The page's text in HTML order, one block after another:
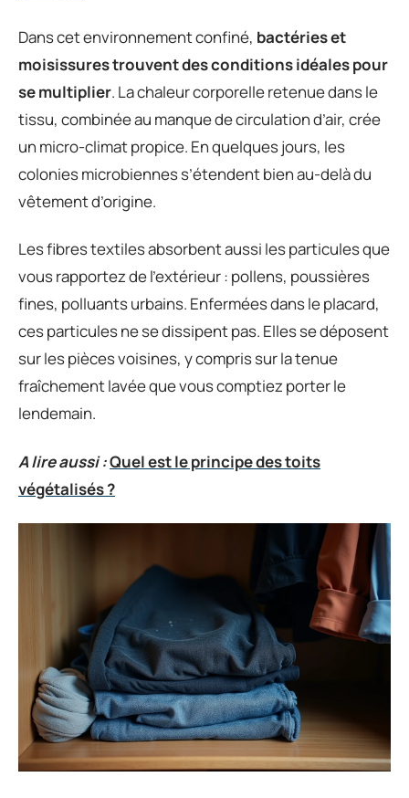
Dans cet environnement confiné, bactéries et
moisissures trouvent des conditions idéales pour
se multiplier. La chaleur corporelle retenue dans le
tissu, combinée au manque de circulation d’air, crée
un micro-climat propice. En quelques jours, les
colonies microbiennes s’étendent bien au-delà du
vêtement d’origine.
Les fibres textiles absorbent aussi les particules que
vous rapportez de l’extérieur : pollens, poussières
fines, polluants urbains. Enfermées dans le placard,
ces particules ne se dissipent pas. Elles se déposent
sur les pièces voisines, y compris sur la tenue
fraîchement lavée que vous comptiez porter le
lendemain.
A lire aussi :Quel est le principe des toits
végétalisés ?